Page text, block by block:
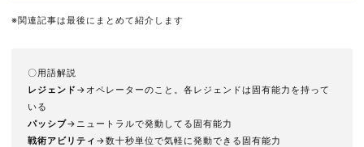
※関連記事は最後にまとめて紹介します
〇用語解説
レジェンド →オペレーターのこと。各レジェンドは固有能力を持って
いる
パッシブ→ニュートラルで発動してる固有能力
戦術アビリティ →数十秒単位で気軽に発動できる固有能力